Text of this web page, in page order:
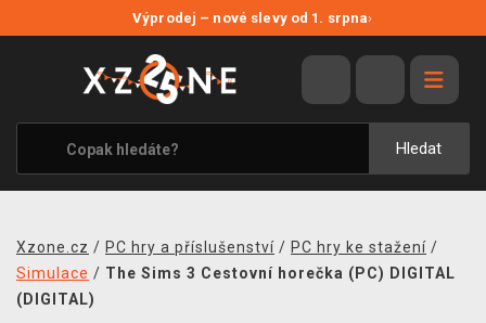
Výprodej – nové slevy od 1. srpna›
Hledat
VÝPRODEJ
VIDEOHRY
XZONE ORIGINALS
TÉMATIKY
MERCHANDISE
Xzone.cz / PC hry a příslušenství / PC hry ke stažení /
Simulace / The Sims 3 Cestovní horečka (PC) DIGITAL
(DIGITAL)